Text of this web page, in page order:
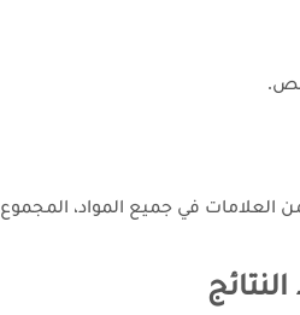
العلامات في جميع المواد، المجموع